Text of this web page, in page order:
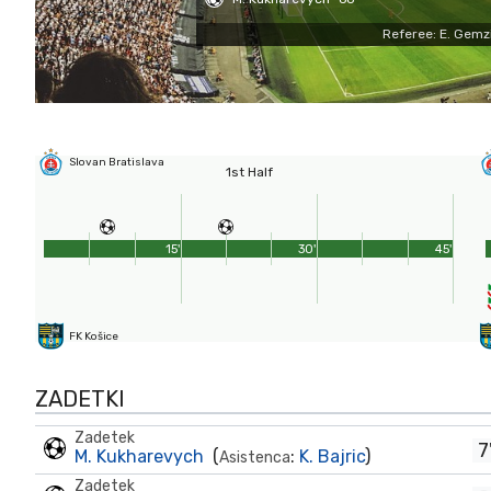
Referee: E.
Slovan Bratislava
1st Half
FK Košice
45'
15' 30'
ZADETKI
Zadetek
M. Kukharevych (Asistenca: K. Bajric) 7'
Zadetek